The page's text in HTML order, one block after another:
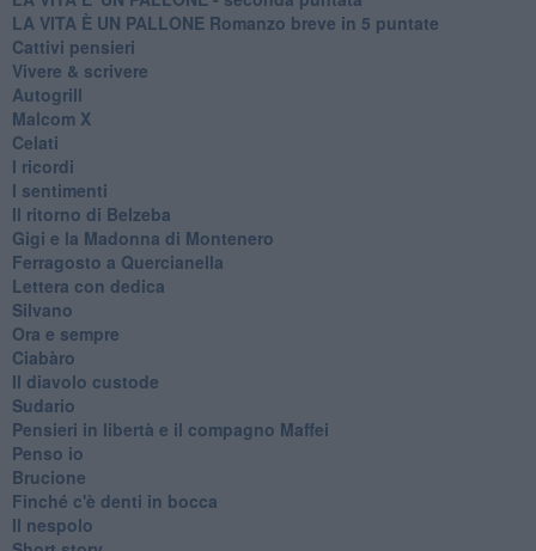
LA VITA È UN PALLONE Romanzo breve in 5 puntate
Cattivi pensieri
Vivere & scrivere
Autogrill
Malcom X
Celati
I ricordi
I sentimenti
Il ritorno di Belzeba
Gigi e la Madonna di Montenero
Ferragosto a Quercianella
Lettera con dedica
Silvano
Ora e sempre
Ciabàro
Il diavolo custode
Sudario
Pensieri in libertà e il compagno Maffei
Penso io
Brucione
Finché c'è denti in bocca
Il nespolo